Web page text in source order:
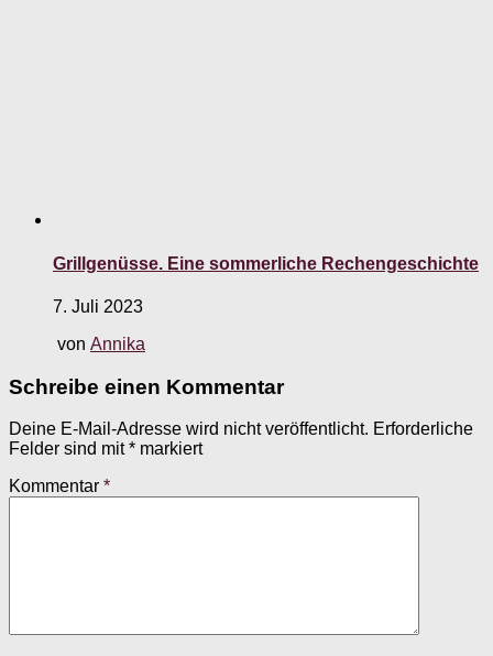
Grillgenüsse. Eine sommerliche Rechengeschichte
7. Juli 2023
von Annika
Schreibe einen Kommentar
Deine E-Mail-Adresse wird nicht veröffentlicht. Erforderliche
Felder sind mit* markiert
Kommentar *